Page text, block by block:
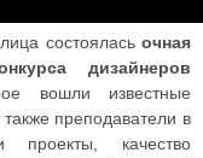
состояласьочная
дизайнеров
вошли известные
преподаватели в
проекты, качество